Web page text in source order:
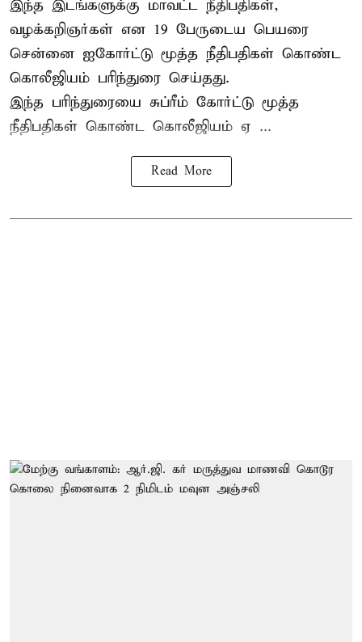
இந்த இடங்களுக்கு மாவட்ட நீதிபதிகள்,
வழக்கறிஞர்கள் என 19 பேருடைய பெயரை
சென்னை ஐகோர்ட்டு மூத்த நீதிபதிகள் கொண்ட
கொலீஜியம் பரிந்துரை செய்தது.
இந்த பரிந்துரையை சுப்ரீம் கோர்ட்டு மூத்த
நீதிபதிகள் கொண்ட கொலீஜியம் ஏ ...
Read More